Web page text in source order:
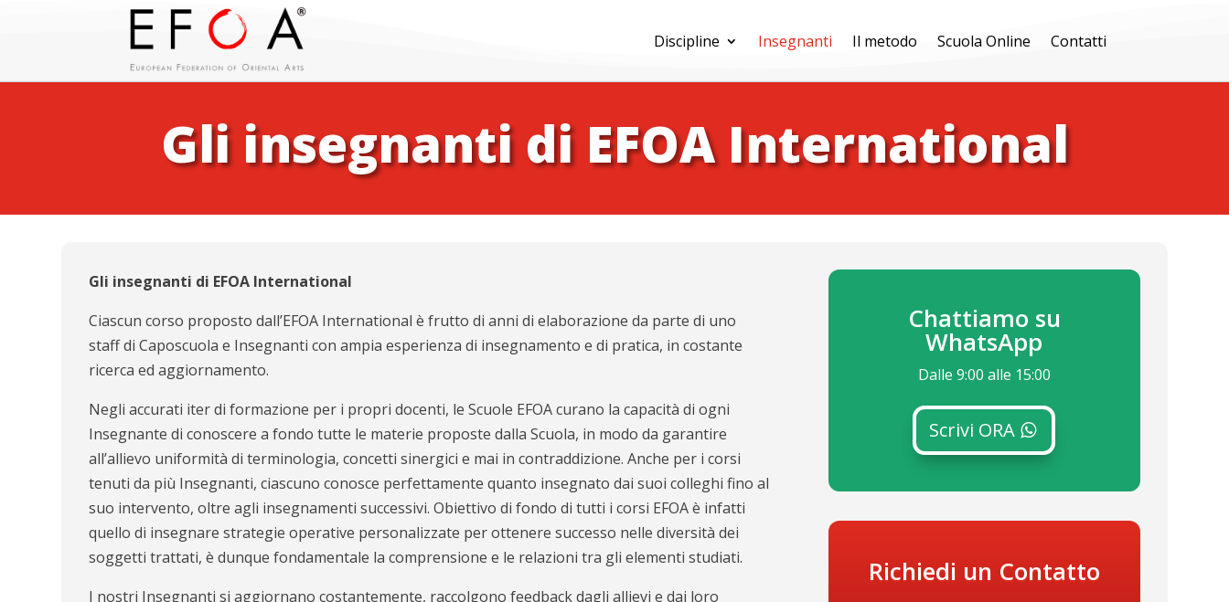
Discipline Insegnanti Il metodo Scuola Online Contatti
Gli insegnanti di EFOA International
Gli insegnanti di EFOA International
Ciascun corso proposto dall’EFOA International è frutto di anni di elaborazione da parte di uno
staff di Caposcuola e Insegnanti con ampia esperienza di insegnamento e di pratica, in costante
ricerca ed aggiornamento.
Negli accurati iter di formazione per i propri docenti, le Scuole EFOA curano la capacità di ogni
Insegnante di conoscere a fondo tutte le materie proposte dalla Scuola, in modo da garantire
all’allievo uniformità di terminologia, concetti sinergici e mai in contraddizione. Anche per i corsi
tenuti da più Insegnanti, ciascuno conosce perfettamente quanto insegnato dai suoi colleghi fino al
suo intervento, oltre agli insegnamenti successivi. Obiettivo di fondo di tutti i corsi EFOA è infatti
quello di insegnare strategie operative personalizzate per ottenere successo nelle diversità dei
soggetti trattati, è dunque fondamentale la comprensione e le relazioni tra gli elementi studiati.
I nostri Insegnanti si aggiornano costantemente, raccolgono feedback dagli allievi e dai loro
Chattiamo su
WhatsApp
Dalle 9:00 alle 15:00
Scrivi ORA
Richiedi un Contatto